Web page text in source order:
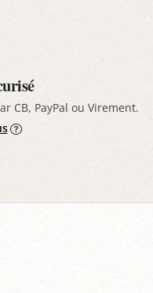
CB, PayPal ou Virement.